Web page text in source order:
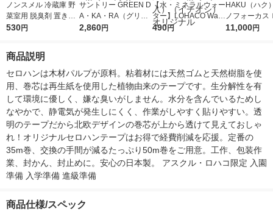
ノンスメル 冷蔵庫 野
菜室用 脱臭剤 置き型
1年間脱臭 ニラやネギ
530円
サントリー GREEN D
A・KA・RA（グリー
ンダカラ） やさしい
2,860円
【水・ミネラルウォー
ター】LOHACO Wate
r（ロハコウォータ
490円
HAKU（ハ
ノフォーカ
5ｇ 資生堂
11,000円
商品説明
セロハンは木材パルプが原料。粘着材には天然ゴムと天然樹脂を使
用、巻芯は再生紙を使用した植物由来のテープです。生分解性を有
して環境に優しく、嫌な臭いがしません。水分を含んでいるためし
なやかで、静電気が発生しにくく、作業がしやすく貼りやすい。透
明のテープだから北欧デザインの巻芯が上から透けて見えておしゃ
れ！オリジナルセロハンテープはお得で経費削減を応援。定番の
35m巻、交換の手間が減るたっぷり50m巻をご用意。工作、包装作
業、封かん、封止めに。安心の日本製。 アスクル・ロハコ限定 入園
準備 入学準備 進級準備
商品仕様/スペック